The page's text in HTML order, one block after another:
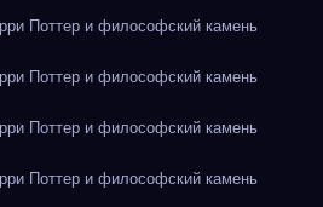
Поттер и философский камень
Поттер и философский камень
Поттер и философский камень
Поттер и философский камень